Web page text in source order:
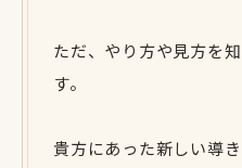
ただ、やり方や見方を
す。
貴方にあった新しい導